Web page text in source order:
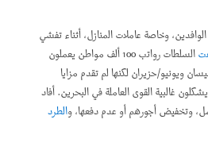
وخاصة عاملات المنازل، أثناء تفشي
السلطات رواتب 100 ألف مواطن يعملون
ويونيو/حزيران لكنها لم تقدم مزايا
غالبية القوى العاملة في البحرين. أفاد
وتخفيض أجورهم أو عدم دفعها، والطرد